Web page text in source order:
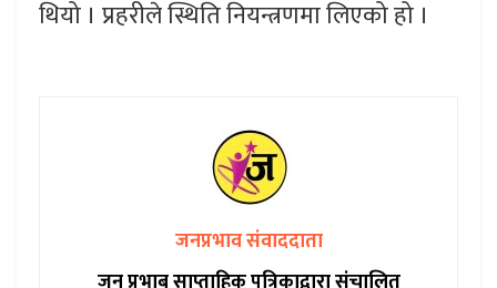
थियो । प्रहरीले स्थिति नियन्त्रणमा लिएको हो ।
जनप्रभाव संवाददाता